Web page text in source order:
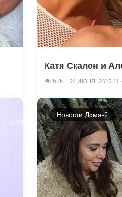
Катя Скалон и
626 24 ИЮНЯ, 2025
Новости Дома-2